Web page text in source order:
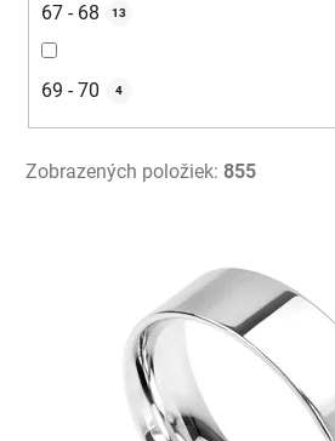
67 - 68 13
69 - 70 4
Zobrazených položiek: 855